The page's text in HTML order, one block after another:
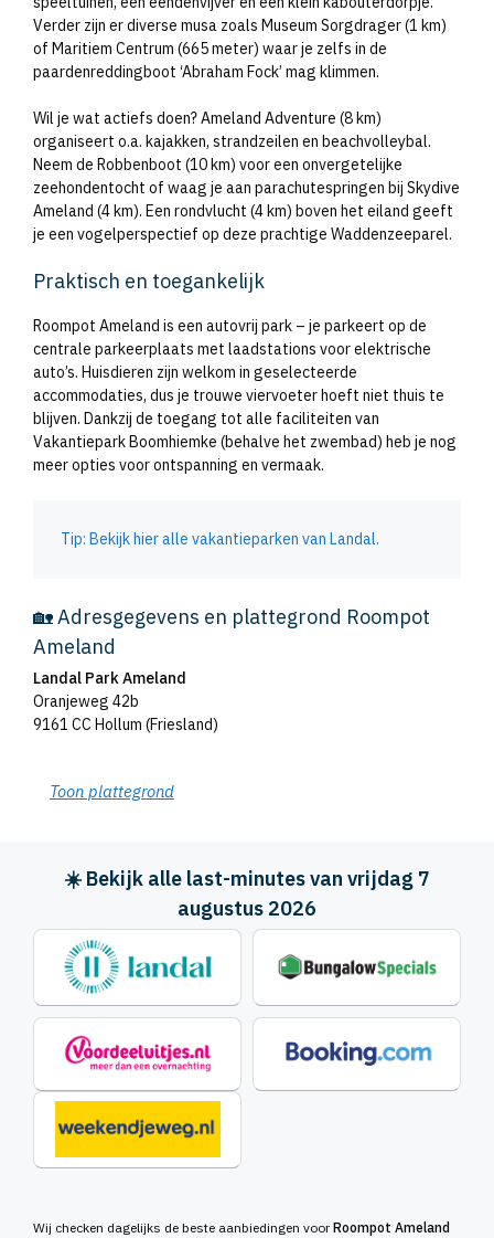
Verder zijn er diverse musa zoals Museum Sorgdrager (1 km)
of Maritiem Centrum (665 meter) waar je zelfs in de
paardenreddingboot ‘Abraham Fock’ mag klimmen.
Wil je wat actiefs doen? Ameland Adventure (8 km)
organiseert o.a. kajakken, strandzeilen en beachvolleybal.
Neem de Robbenboot (10 km) voor een onvergetelijke
zeehondentocht of waag je aan parachutespringen bij Skydive
Ameland (4 km). Een rondvlucht (4 km) boven het eiland geeft
je een vogelperspectief op deze prachtige Waddenzeeparel.
Praktisch en toegankelijk
Roompot Ameland is een autovrij park – je parkeert op de
centrale parkeerplaats met laadstations voor elektrische
auto’s. Huisdieren zijn welkom in geselecteerde
accommodaties, dus je trouwe viervoeter hoeft niet thuis te
blijven. Dankzij de toegang tot alle faciliteiten van
Vakantiepark Boomhiemke (behalve het zwembad) heb je nog
meer opties voor ontspanning en vermaak.
Tip: Bekijk hier alle vakantieparken van Landal.
🏡 Adresgegevens en plattegrond Roompot
Ameland
Landal Park Ameland
Oranjeweg 42b
9161 CC Hollum (Friesland)
Toon plattegrond
☀️ Bekijk alle last-minutes van vrijdag 7
augustus 2026
Wij checken dagelijks de beste aanbiedingen voorRoompot Ameland